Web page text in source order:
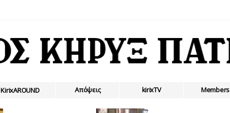
ΚirixAROUND Απόψεις kirixTV Members